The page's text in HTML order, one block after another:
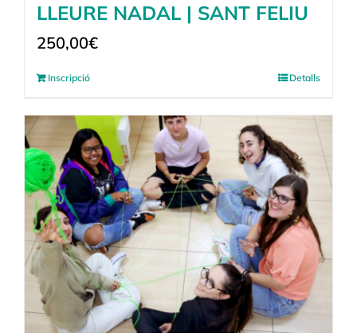
LLEURE NADAL | SANT FELIU
250,00€
Inscripció Detalls